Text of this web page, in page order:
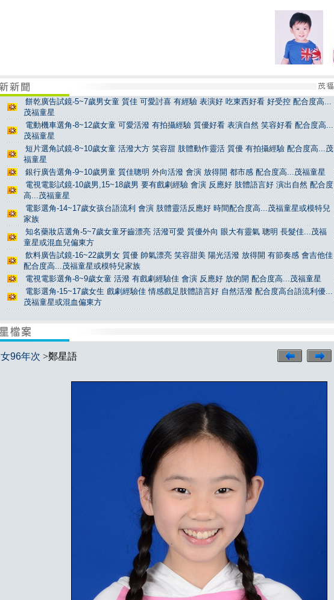
餅乾廣告試鏡-5~7歲男女童 質佳 可愛討喜 有經驗 表演好 吃東西好看 好受控 配合度高...
茂福童星
電動機車選角-8~12歲女童 可愛活潑 有拍攝經驗 質優好看 表演自然 笑容好看 配合度高...
茂福童星
短片選角試鏡-8~10歲女童 活潑大方 笑容甜 肢體動作靈活 質優 有拍攝經驗 配合度高...茂
福童星
銀行廣告選角-9~10歲男童 質佳聰明 外向活潑 會演 放得開 都市感 配合度高...茂福童星
電視電影試鏡-10歲男,15~18歲男 要有戲劇經驗 會演 反應好 肢體語言好 演出自然 配合度
高...茂福童星
電影選角-14~17歲女孩台語流利 會演 肢體靈活反應好 時間配合度高...茂福童星或模特兒
家族
知名藥妝店選角-5~7歲女童牙齒漂亮 活潑可愛 質優外向 眼大有靈氣 聰明 長髮佳...茂福
童星或混血兒偏東方
飲料廣告試鏡-16~22歲男女 質優 帥氣漂亮 笑容甜美 陽光活潑 放得開 有節奏感 會吉他佳
配合度高...茂福童星或模特兒家族
電視電影選角-8~9歲女童 活潑 有戲劇經驗佳 會演 反應好 放的開 配合度高...茂福童星
電影選角-15~17歲女生 戲劇經驗佳 情感戲足肢體語言好 自然活潑 配合度高台語流利優...
茂福童星或混血偏東方
女96年次 >鄭星語